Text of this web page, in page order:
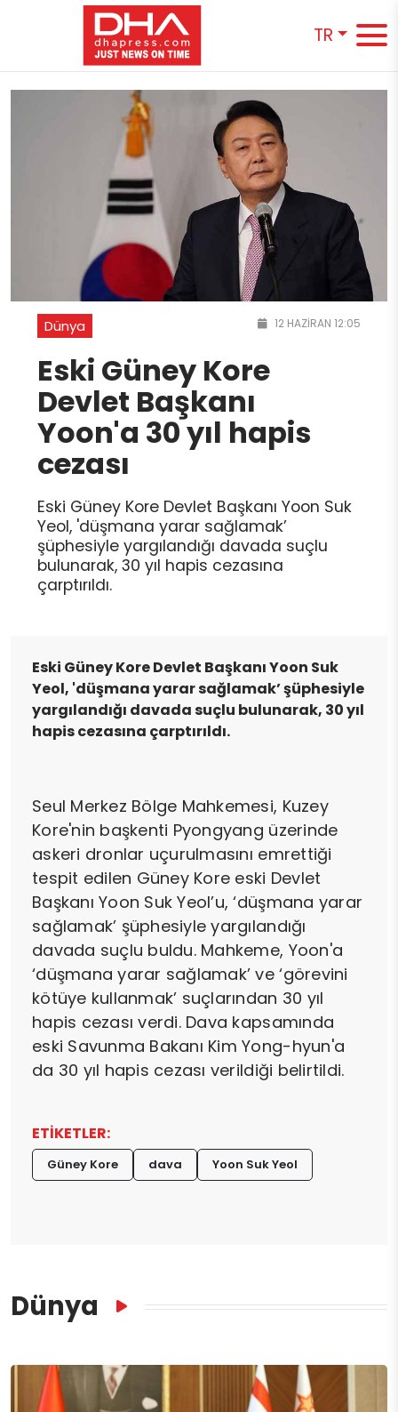
TR
Dünya 12 HAZIRAN 12:05
Eski Güney Kore
Devlet Başkanı
Yoon'a 30 yıl hapis
cezası
Eski Güney Kore Devlet Başkanı Yoon Suk
Yeol, 'düşmana yarar sağlamak’
şüphesiyle yargılandığı davada suçlu
bulunarak, 30 yıl hapis cezasına
çarptırıldı.
Eski Güney Kore Devlet Başkanı Yoon Suk
Yeol, 'düşmana yarar sağlamak’ şüphesiyle
yargılandığı davada suçlu bulunarak, 30 yıl
hapis cezasına çarptırıldı.
Seul Merkez Bölge Mahkemesi, Kuzey
Kore'nin başkenti Pyongyang üzerinde
askeri dronlar uçurulmasını emrettiği
tespit edilen Güney Kore eski Devlet
Başkanı Yoon Suk Yeol’u, ‘düşmana yarar
sağlamak’ şüphesiyle yargılandığı
davada suçlu buldu. Mahkeme, Yoon'a
‘düşmana yarar sağlamak’ ve ‘görevini
kötüye kullanmak’ suçlarından 30 yıl
hapis cezası verdi. Dava kapsamında
eski Savunma Bakanı Kim Yong-hyun'a
da 30 yıl hapis cezası verildiği belirtildi.
ETİKETLER:
Güney Kore dava Yoon Suk Yeol
Dünya